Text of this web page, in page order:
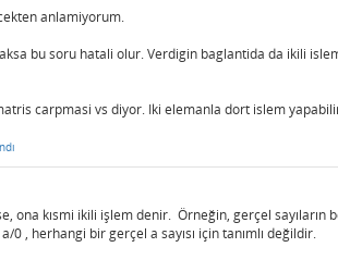
anlamiyorum.
bu soru hatali olur. Verdigin baglantida da ikili
carpmasi vs diyor. Iki elemanla dort islem
ona kısmi ikili işlem denir. Örneğin, gerçel sayıların
0 , herhangi bir gerçel a sayısı için tanımlı değildir.